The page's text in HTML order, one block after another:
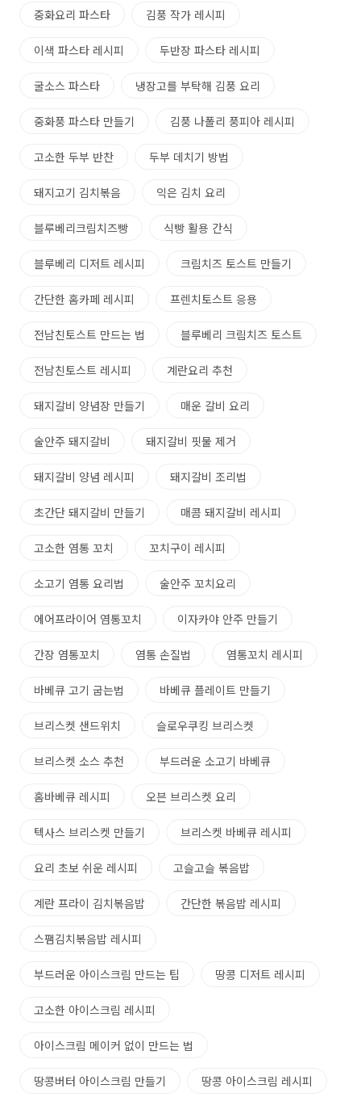
중화요리 파스타 김풍 작가 레시피
이색 파스타 레시피 두반장 파스타 레시피
굴소스 파스타 냉장고를 부탁해 김풍 요리
중화풍 파스타 만들기 김풍 나폴리 풍피아 레시피
고소한 두부 반찬 두부 데치기 방법
돼지고기 김치볶음 익은 김치 요리
블루베리크림치즈빵 식빵 활용 간식
블루베리 디저트 레시피 크림치즈 토스트 만들기
간단한 홈카페 레시피 프렌치토스트 응용
전남친토스트 만드는 법 블루베리 크림치즈 토스트
전남친토스트 레시피 계란요리 추천
돼지갈비 양념장 만들기 매운 갈비 요리
술안주 돼지갈비 돼지갈비 핏물 제거
돼지갈비 양념 레시피 돼지갈비 조리법
초간단 돼지갈비 만들기 매콤 돼지갈비 레시피
고소한 염통 꼬치 꼬치구이 레시피
소고기 염통 요리법 술안주 꼬치요리
에어프라이어 염통꼬치 이자카야 안주 만들기
간장 염통꼬치 염통 손질법 염통꼬치 레시피
바베큐 고기 굽는법 바베큐 플레이트 만들기
브리스켓 샌드위치 슬로우쿠킹 브리스켓
브리스켓 소스 추천 부드러운 소고기 바베큐
홈바베큐 레시피 오븐 브리스켓 요리
텍사스 브리스켓 만들기 브리스켓 바베큐 레시피
요리 초보 쉬운 레시피 고슬고슬 볶음밥
계란 프라이 김치볶음밥 간단한 볶음밥 레시피
스팸김치볶음밥 레시피
부드러운 아이스크림 만드는 팁 땅콩 디저트 레시피
고소한 아이스크림 레시피
아이스크림 메이커 없이 만드는 법
땅콩버터 아이스크림 만들기 땅콩 아이스크림 레시피